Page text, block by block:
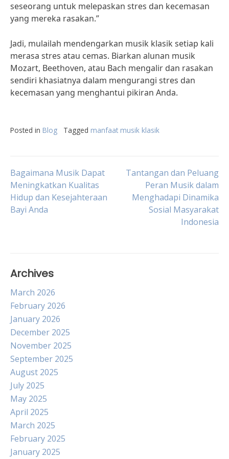
seseorang untuk melepaskan stres dan kecemasan
yang mereka rasakan.”
Jadi, mulailah mendengarkan musik klasik setiap kali
merasa stres atau cemas. Biarkan alunan musik
Mozart, Beethoven, atau Bach mengalir dan rasakan
sendiri khasiatnya dalam mengurangi stres dan
kecemasan yang menghantui pikiran Anda.
Posted in Blog Tagged manfaat musik klasik
Post
navigation
Bagaimana Musik Dapat
Meningkatkan Kualitas
Hidup dan Kesejahteraan
Bayi Anda
Tantangan dan Peluang
Peran Musik dalam
Menghadapi Dinamika
Sosial Masyarakat
Indonesia
Archives
March 2026
February 2026
January 2026
December 2025
November 2025
September 2025
August 2025
July 2025
May 2025
April 2025
March 2025
February 2025
January 2025